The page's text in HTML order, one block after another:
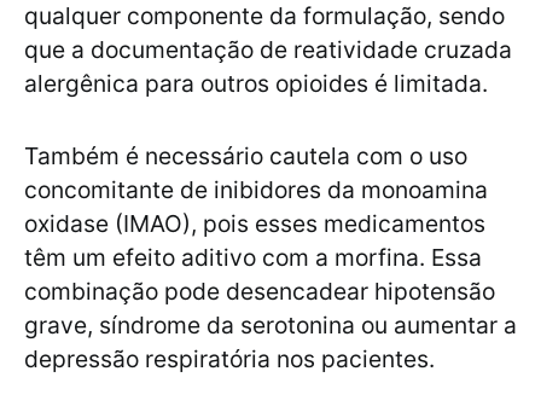
qualquer componente da formulação, sendo
que a documentação de reatividade cruzada
alergênica para outros opioides é limitada.
Também é necessário cautela com o uso
concomitante de inibidores da monoamina
oxidase (IMAO), pois esses medicamentos
têm um efeito aditivo com a morfina. Essa
combinação pode desencadear hipotensão
grave, síndrome da serotonina ou aumentar a
depressão respiratória nos pacientes.